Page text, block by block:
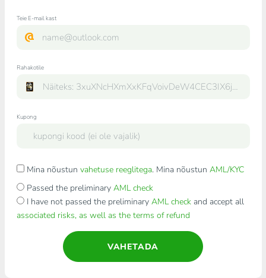
Teie E-mail kast
Rahakotile
Kupong
Mina nõustun vahetuse reeglitega. Mina nõustun AML/KYC
Passed the preliminary AML check
I have not passed the preliminary AML checkand accept all
associated risks, as well as the terms of refund
VAHETADA